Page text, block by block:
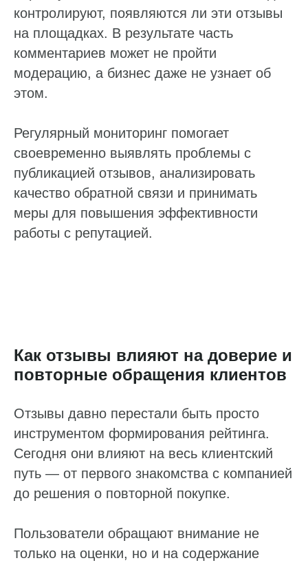
контролируют, появляются ли эти отзывы
на площадках. В результате часть
комментариев может не пройти
модерацию, а бизнес даже не узнает об
этом.
Регулярный мониторинг помогает
своевременно выявлять проблемы с
публикацией отзывов, анализировать
качество обратной связи и принимать
меры для повышения эффективности
работы с репутацией.
Как отзывы влияют на доверие и
повторные обращения клиентов
Отзывы давно перестали быть просто
инструментом формирования рейтинга.
Сегодня они влияют на весь клиентский
путь — от первого знакомства с компанией
до решения о повторной покупке.
Пользователи обращают внимание не
только на оценки, но и на содержание